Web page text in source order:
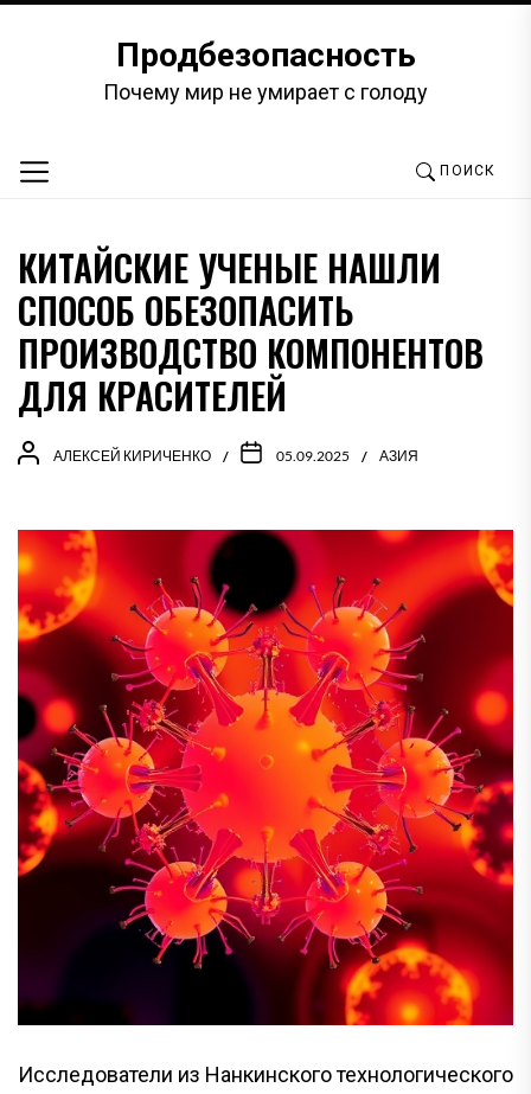
содержимомуПродбезопасность
Почему мир не умирает с голоду
ПОИСК
КИТАЙСКИЕ УЧЕНЫЕ НАШЛИ
СПОСОБ ОБЕЗОПАСИТЬ
ПРОИЗВОДСТВО КОМПОНЕНТОВ
ДЛЯ КРАСИТЕЛЕЙ
АЛЕКСЕЙ КИРИЧЕНКО 05.09.2025 АЗИЯ
Исследователи из Нанкинского технологического